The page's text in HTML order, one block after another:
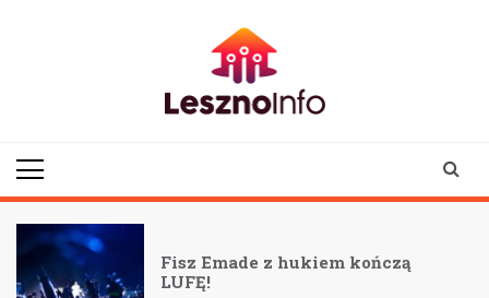
Fisz Emade z hukiem kończą
LUFĘ!